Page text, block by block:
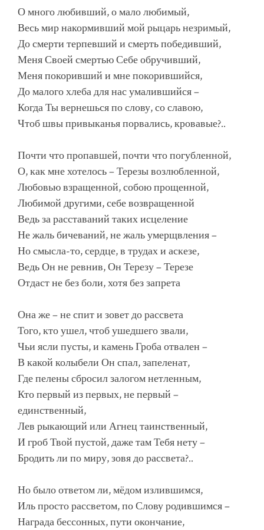
О много любивший, о мало любимый,
Весь мир накормивший мой рыцарь незримый,
До смерти терпевший и смерть победивший,
Меня Своей смертью Себе обручивший,
Меня покоривший и мне покорившийся,
До малого хлеба для нас умалившийся –
Когда Ты вернешься по слову, со славою,
Чтоб швы привыканья порвались, кровавые?..
Почти что пропавшей, почти что погубленной,
О, как мне хотелось – Терезы возлюбленной,
Любовью взращенной, собою прощенной,
Любимой другими, себе возвращенной
Ведь за расставаний таких исцеление
Не жаль бичеваний, не жаль умерщвления –
Но смысла-то, сердце, в трудах и аскезе,
Ведь Он не ревнив, Он Терезу – Терезе
Отдаст не без боли, хотя без запрета
Она же – не спит и зовет до рассвета
Того, кто ушел, чтоб ушедшего звали,
Чьи ясли пусты, и камень Гроба отвален –
В какой колыбели Он спал, запеленат,
Где пелены сбросил залогом нетленным,
Кто первый из первых, не первый –
единственный,
Лев рыкающий или Агнец таинственный,
И гроб Твой пустой, даже там Тебя нету –
Бродить ли по миру, зовя до рассвета?..
Но было ответом ли, мёдом излившимся,
Иль просто рассветом, по Слову родившимся –
Награда бессонных, пути окончание,